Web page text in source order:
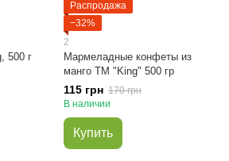
500 г
Распродажа
−32%
2
Мармеладные конфеты из
манго ТМ "King" 500 гр
115 грн 170 грн
В наличии
Купить